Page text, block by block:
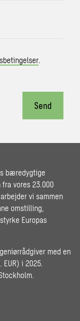
.
Send
bæredygtige
fra vores 23.000
vi sammen
omstilling,
Europas
med en
i 2025.